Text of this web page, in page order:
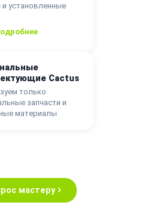
установленные
Cactus
только
запчасти и
материалы
мастеру